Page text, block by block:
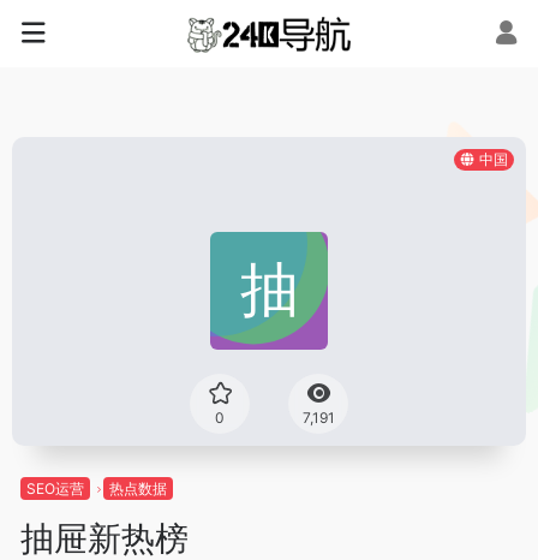
中国
0 7,191
SEO运营 热点数据
抽屉新热榜